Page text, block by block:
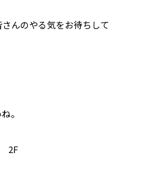
んのやる気をお待ちして
。
2F